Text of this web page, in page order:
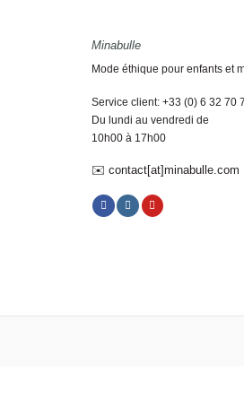
Minabulle
Mode éthique pour enfants et
Service client: +33 (0) 6 32 70
Du lundi au vendredi de
10h00 à 17h00
✉️ contact[at]minabulle.com